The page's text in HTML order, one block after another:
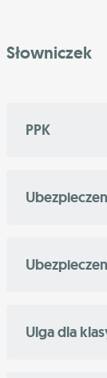
Słowniczek
PPK
Ulga dla